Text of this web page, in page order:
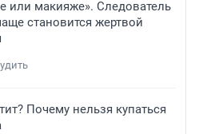
или макияже». Следователь
становится жертвой
Почему нельзя купаться